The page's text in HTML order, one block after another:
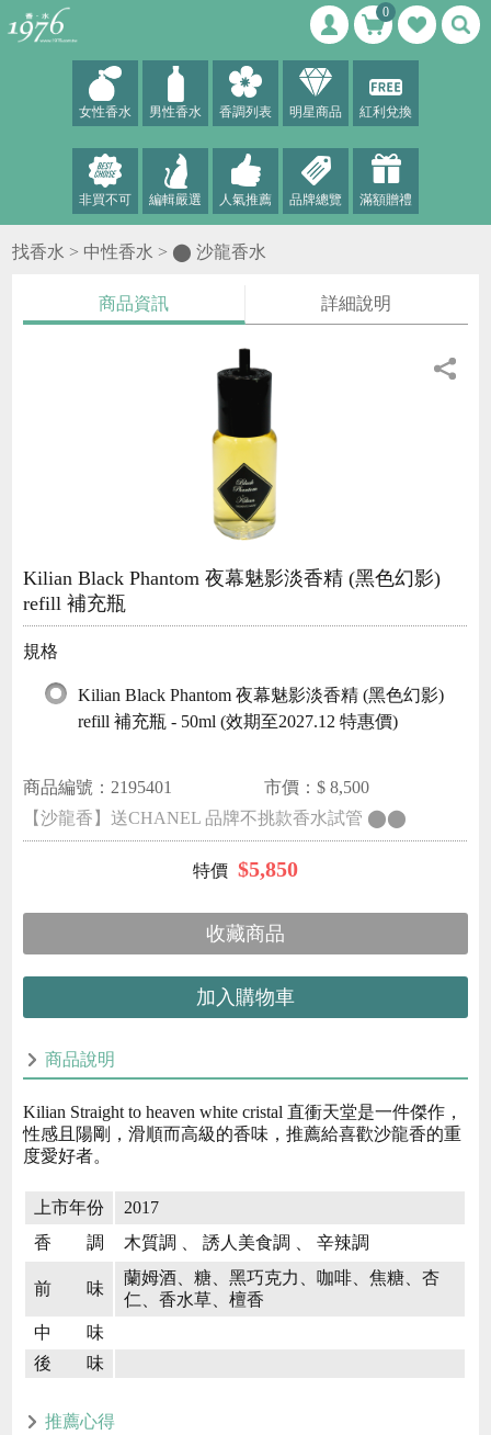
0
女性香水 男性香水 香調列表 明星商品 紅利兌換
非買不可 編輯嚴選 人氣推薦 品牌總覽 滿額贈禮
找香水 > 中性香水 > ⬤ 沙龍香水
商品資訊 詳細說明
Kilian Black Phantom 夜幕魅影淡香精 (黑色幻影)
refill 補充瓶
規格
Kilian Black Phantom 夜幕魅影淡香精 (黑色幻影)
refill 補充瓶 - 50ml (效期至2027.12 特惠價)
商品編號： 2195401 市價：$8,500
【沙龍香】送CHANEL 品牌不挑款香水試管 ⬤⬤
$5,850
收藏商品
加入購物車
商品說明
Kilian Straight to heaven white cristal 直衝天堂是一件傑作，
性感且陽剛，滑順而高級的香味，推薦給喜歡沙龍香的重
度愛好者。
上市年份
2017
香 調
木質調 、 誘人美食調 、 辛辣調
前 味
蘭姆酒、糖、黑巧克力、咖啡、焦糖、杏
仁、香水草、檀香
中 味
後 味
推薦心得